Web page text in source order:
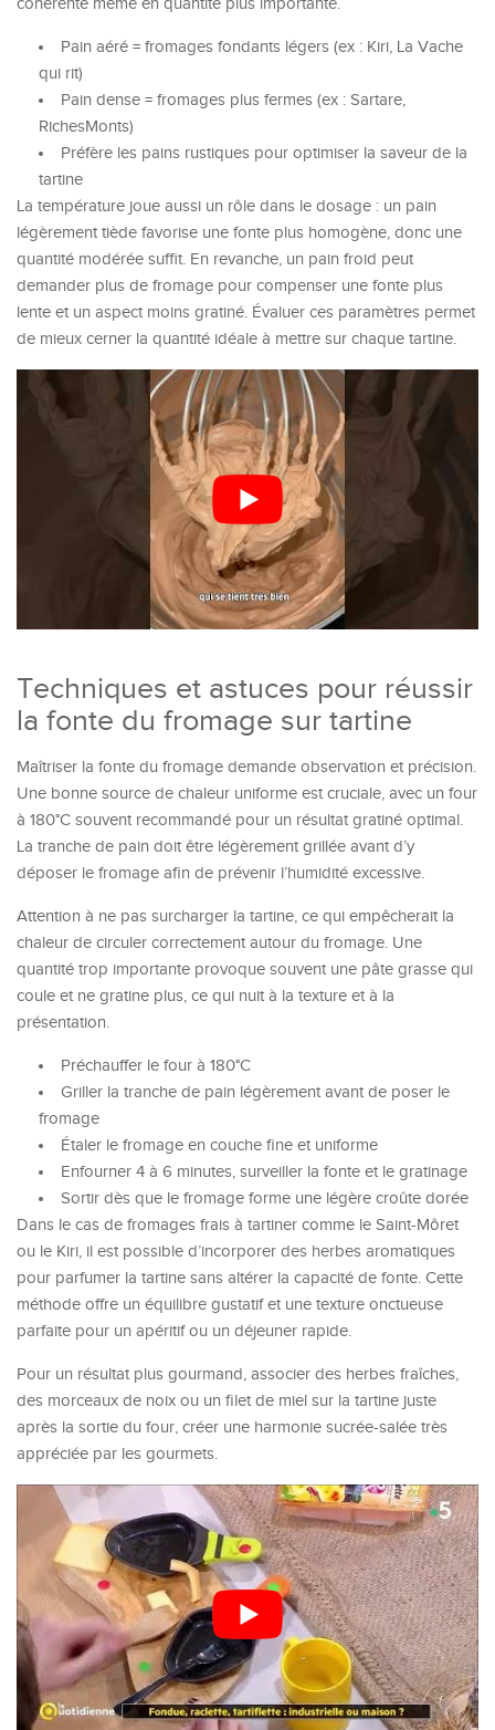
cohérente même en quantité plus importante.
Pain aéré = fromages fondants légers (ex : Kiri, La Vache
qui rit)
Pain dense = fromages plus fermes (ex : Sartare,
RichesMonts)
Préfère les pains rustiques pour optimiser la saveur de la
tartine
La température joue aussi un rôle dans le dosage : un pain
légèrement tiède favorise une fonte plus homogène, donc une
quantité modérée suffit. En revanche, un pain froid peut
demander plus de fromage pour compenser une fonte plus
lente et un aspect moins gratiné. Évaluer ces paramètres permet
de mieux cerner la quantité idéale à mettre sur chaque tartine.
Techniques et astuces pour réussir
la fonte du fromage sur tartine
Maîtriser la fonte du fromage demande observation et précision.
Une bonne source de chaleur uniforme est cruciale, avec un four
à 180°C souvent recommandé pour un résultat gratiné optimal.
La tranche de pain doit être légèrement grillée avant d’y
déposer le fromage afin de prévenir l’humidité excessive.
Attention à ne pas surcharger la tartine, ce qui empêcherait la
chaleur de circuler correctement autour du fromage. Une
quantité trop importante provoque souvent une pâte grasse qui
coule et ne gratine plus, ce qui nuit à la texture et à la
présentation.
Préchauffer le four à 180°C
Griller la tranche de pain légèrement avant de poser le
fromage
Étaler le fromage en couche fine et uniforme
Enfourner 4 à 6 minutes, surveiller la fonte et le gratinage
Sortir dès que le fromage forme une légère croûte dorée
Dans le cas de fromages frais à tartiner comme le Saint-Môret
ou le Kiri, il est possible d’incorporer des herbes aromatiques
pour parfumer la tartine sans altérer la capacité de fonte. Cette
méthode offre un équilibre gustatif et une texture onctueuse
parfaite pour un apéritif ou un déjeuner rapide.
Pour un résultat plus gourmand, associer des herbes fraîches,
des morceaux de noix ou un filet de miel sur la tartine juste
après la sortie du four, créer une harmonie sucrée-salée très
appréciée par les gourmets.